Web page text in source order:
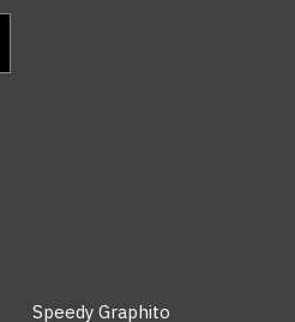
Speedy Graphito